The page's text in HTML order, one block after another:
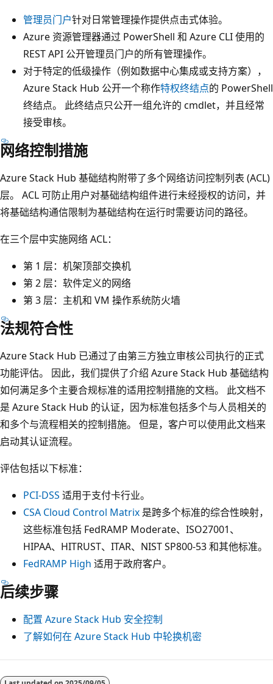
管理员门户针对日常管理操作提供点击式体验。
Azure 资源管理器通过 PowerShell 和 Azure CLI 使用的
REST API 公开管理员门户的所有管理操作。
对于特定的低级操作（例如数据中心集成或支持方案），
Azure Stack Hub 公开一个称作特权终结点的 PowerShell
终结点。 此终结点只公开一组允许的 cmdlet，并且经常
接受审核。
网络控制措施
Azure Stack Hub 基础结构附带了多个网络访问控制列表 (ACL)
层。 ACL 可防止用户对基础结构组件进行未经授权的访问，并
将基础结构通信限制为基础结构在运行时需要访问的路径。
在三个层中实施网络 ACL：
第 1 层：机架顶部交换机
第 2 层：软件定义的网络
第 3 层：主机和 VM 操作系统防火墙
法规符合性
Azure Stack Hub 已通过了由第三方独立审核公司执行的正式
功能评估。 因此，我们提供了介绍 Azure Stack Hub 基础结构
如何满足多个主要合规标准的适用控制措施的文档。 此文档不
是 Azure Stack Hub 的认证，因为标准包括多个与人员相关的
和多个与流程相关的控制措施。 但是，客户可以使用此文档来
启动其认证流程。
评估包括以下标准：
PCI-DSS 适用于支付卡行业。
CSA Cloud Control Matrix 是跨多个标准的综合性映射，
这些标准包括 FedRAMP Moderate、ISO27001、
HIPAA、HITRUST、ITAR、NIST SP800-53 和其他标准。
FedRAMP High 适用于政府客户。
后续步骤
配置 Azure Stack Hub 安全控制
了解如何在 Azure Stack Hub 中轮换机密